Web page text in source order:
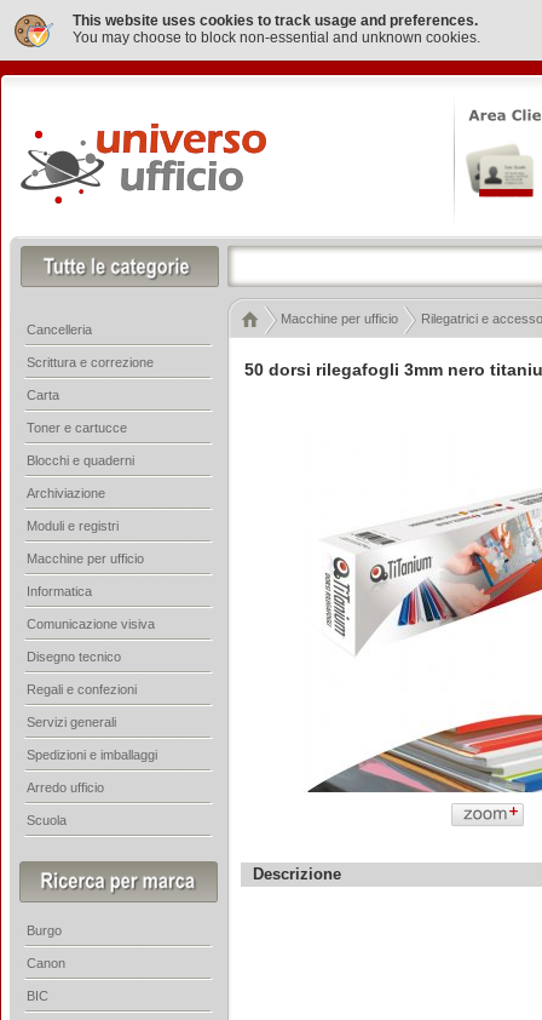
This website uses cookies to track usage and preferences.
You may choose to block non-essential and unknown cookies.
50 dorsi rilegafogli 3mm nero
Descrizione
Macchine per ufficio Rilegatrici e
Cancelleria
Scrittura e correzione
Carta
Toner e cartucce
Blocchi e quaderni
Archiviazione
Moduli e registri
Macchine per ufficio
Informatica
Comunicazione visiva
Disegno tecnico
Regali e confezioni
Servizi generali
Spedizioni e imballaggi
Arredo ufficio
Scuola
Burgo
Canon
BIC